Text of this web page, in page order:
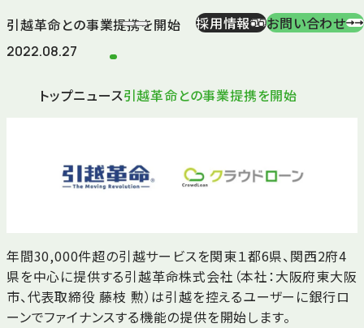
採用情報 お問い合わせ
引越革命との事業提携を開始
2022.08.27
トップニュース引越革命との事業提携を開始
年間30,000件超の引越サービスを関東１都6県、関西2府4
県を中心に提供する引越革命株式会社（本社：大阪府東大阪
市、代表取締役 藤枝 勲）は引越を控えるユーザーに銀行ロ
ーンでファイナンスする機能の提供を開始します。